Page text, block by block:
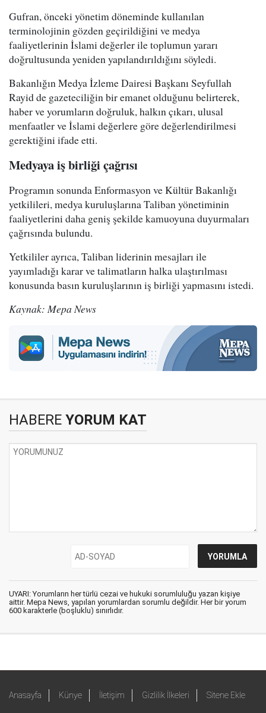
Gufran, önceki yönetim döneminde kullanılan
terminolojinin gözden geçirildiğini ve medya
faaliyetlerinin İslami değerler ile toplumun yararı
doğrultusunda yeniden yapılandırıldığını söyledi.
Bakanlığın Medya İzleme Dairesi Başkanı Seyfullah
Rayid de gazeteciliğin bir emanet olduğunu belirterek,
haber ve yorumların doğruluk, halkın çıkarı, ulusal
menfaatler ve İslami değerlere göre değerlendirilmesi
gerektiğini ifade etti.
Medyaya iş birliği çağrısı
Programın sonunda Enformasyon ve Kültür Bakanlığı
yetkilileri, medya kuruluşlarına Taliban yönetiminin
faaliyetlerini daha geniş şekilde kamuoyuna duyurmaları
çağrısında bulundu.
Yetkililer ayrıca, Taliban liderinin mesajları ile
yayımladığı karar ve talimatların halka ulaştırılması
konusunda basın kuruluşlarının iş birliği yapmasını istedi.
Kaynak: Mepa News
HABERE YORUM KAT
UYARI: Yorumların her türlü cezai ve hukuki sorumluluğu yazan kişiye
aittir. Mepa News, yapılan yorumlardan sorumlu değildir. Her bir yorum
600 karakterle (boşluklu) sınırlıdır.
Anasayfa Künye İletişim Gizlilik İlkeleri Sitene Ekle